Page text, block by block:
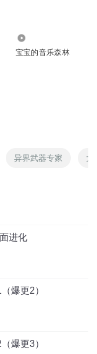
宝宝的音乐森林
异界武器专家 大
进化
爆更2）
爆更3）